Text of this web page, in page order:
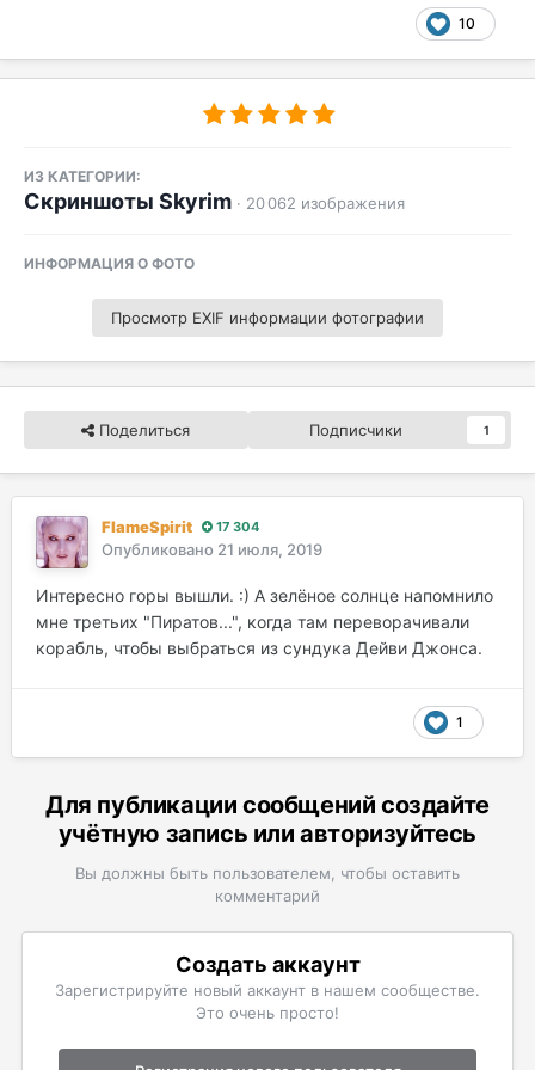
10
ИЗ КАТЕГОРИИ:
Скриншоты Skyrim · 20 062 изображения
ИНФОРМАЦИЯ О ФОТО
Просмотр EXIF информации фотографии
Поделиться Подписчики 1
FlameSpirit 17 304
Опубликовано 21 июля, 2019
Интересно горы вышли. :) А зелёное солнце напомнило
мне третьих "Пиратов...", когда там переворачивали
корабль, чтобы выбраться из сундука Дейви Джонса.
1
Для публикации сообщений создайте
учётную запись или авторизуйтесь
Вы должны быть пользователем, чтобы оставить
комментарий
Создать аккаунт
Зарегистрируйте новый аккаунт в нашем сообществе.
Это очень просто!